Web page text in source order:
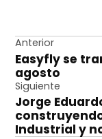
de
entradas
Anterior
Easyfly se
agosto
Siguiente
Jorge
Industrial y